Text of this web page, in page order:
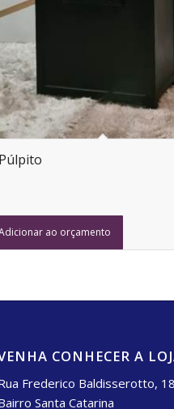
Púlpito
ao orçamento
CONHECER A
Frederico Baldisserotto,
Santa Catarina